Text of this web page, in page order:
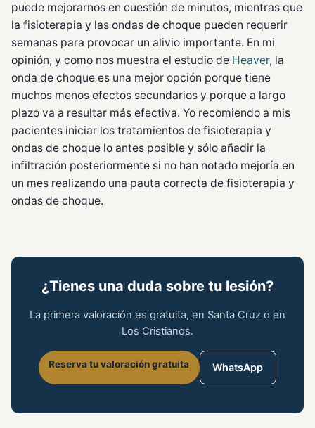
puede mejorarnos en cuestión de minutos, mientras que
la fisioterapia y las ondas de choque pueden requerir
semanas para provocar un alivio importante. En mi
opinión, y como nos muestra el estudio de Heaver, la
onda de choque es una mejor opción porque tiene
muchos menos efectos secundarios y porque a largo
plazo va a resultar más efectiva. Yo recomiendo a mis
pacientes iniciar los tratamientos de fisioterapia y
ondas de choque lo antes posible y sólo añadir la
infiltración posteriormente si no han notado mejoría en
un mes realizando una pauta correcta de fisioterapia y
ondas de choque.
¿Tienes una duda sobre tu lesión?
La primera valoración es gratuita, en Santa Cruz o en
Los Cristianos.
Reserva tu valoración gratuita WhatsApp